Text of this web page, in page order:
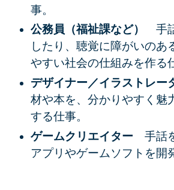
事。
公務員（福祉課など） 手
したり、聴覚に障がいのあ
やすい社会の仕組みを作る
デザイナー／イラストレ
材や本を、分かりやすく魅
する仕事。
ゲームクリエイター 手話
アプリやゲームソフトを開